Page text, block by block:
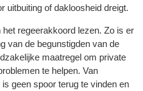
uitbuiting of dakloosheid dreigt.
regeerakkoord lezen. Zo is er
van de begunstigden van de
maatregel om private
te helpen. Van
geen spoor terug te vinden en